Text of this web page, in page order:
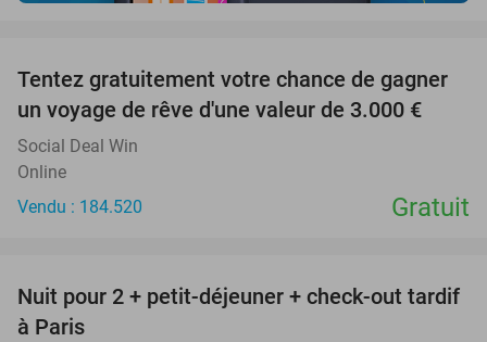
Tentez gratuitement votre chance de gagner
un voyage de rêve d'une valeur de 3.000 €
Social Deal Win
Online
Vendu : 184.520
Gratuit
62%
Nuit pour 2 + petit-déjeuner + check-out tardif
à Paris